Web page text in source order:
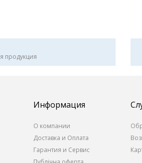
продукция
Информация
О компании
Доставка и Оплата
Гарантия и Сервис